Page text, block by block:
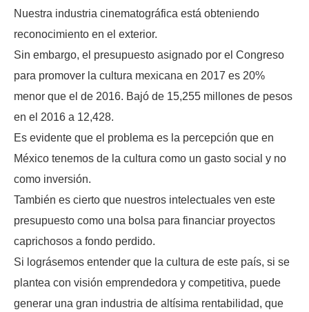
Nuestra industria cinematográfica está obteniendo
reconocimiento en el exterior.
Sin embargo, el presupuesto asignado por el Congreso
para promover la cultura mexicana en 2017 es 20%
menor que el de 2016. Bajó de 15,255 millones de pesos
en el 2016 a 12,428.
Es evidente que el problema es la percepción que en
México tenemos de la cultura como un gasto social y no
como inversión.
También es cierto que nuestros intelectuales ven este
presupuesto como una bolsa para financiar proyectos
caprichosos a fondo perdido.
Si lográsemos entender que la cultura de este país, si se
plantea con visión emprendedora y competitiva, puede
generar una gran industria de altísima rentabilidad, que